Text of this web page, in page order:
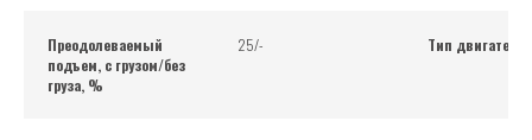
Преодолеваемый
подъем, с грузом/без
груза, %
25/- Тип двигателя